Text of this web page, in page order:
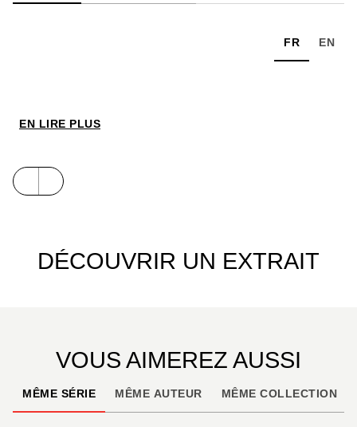
FR EN
EN LIRE PLUS
DÉCOUVRIR UN EXTRAIT
VOUS AIMEREZ AUSSI
MÊME SÉRIE MÊME AUTEUR MÊME COLLECTION